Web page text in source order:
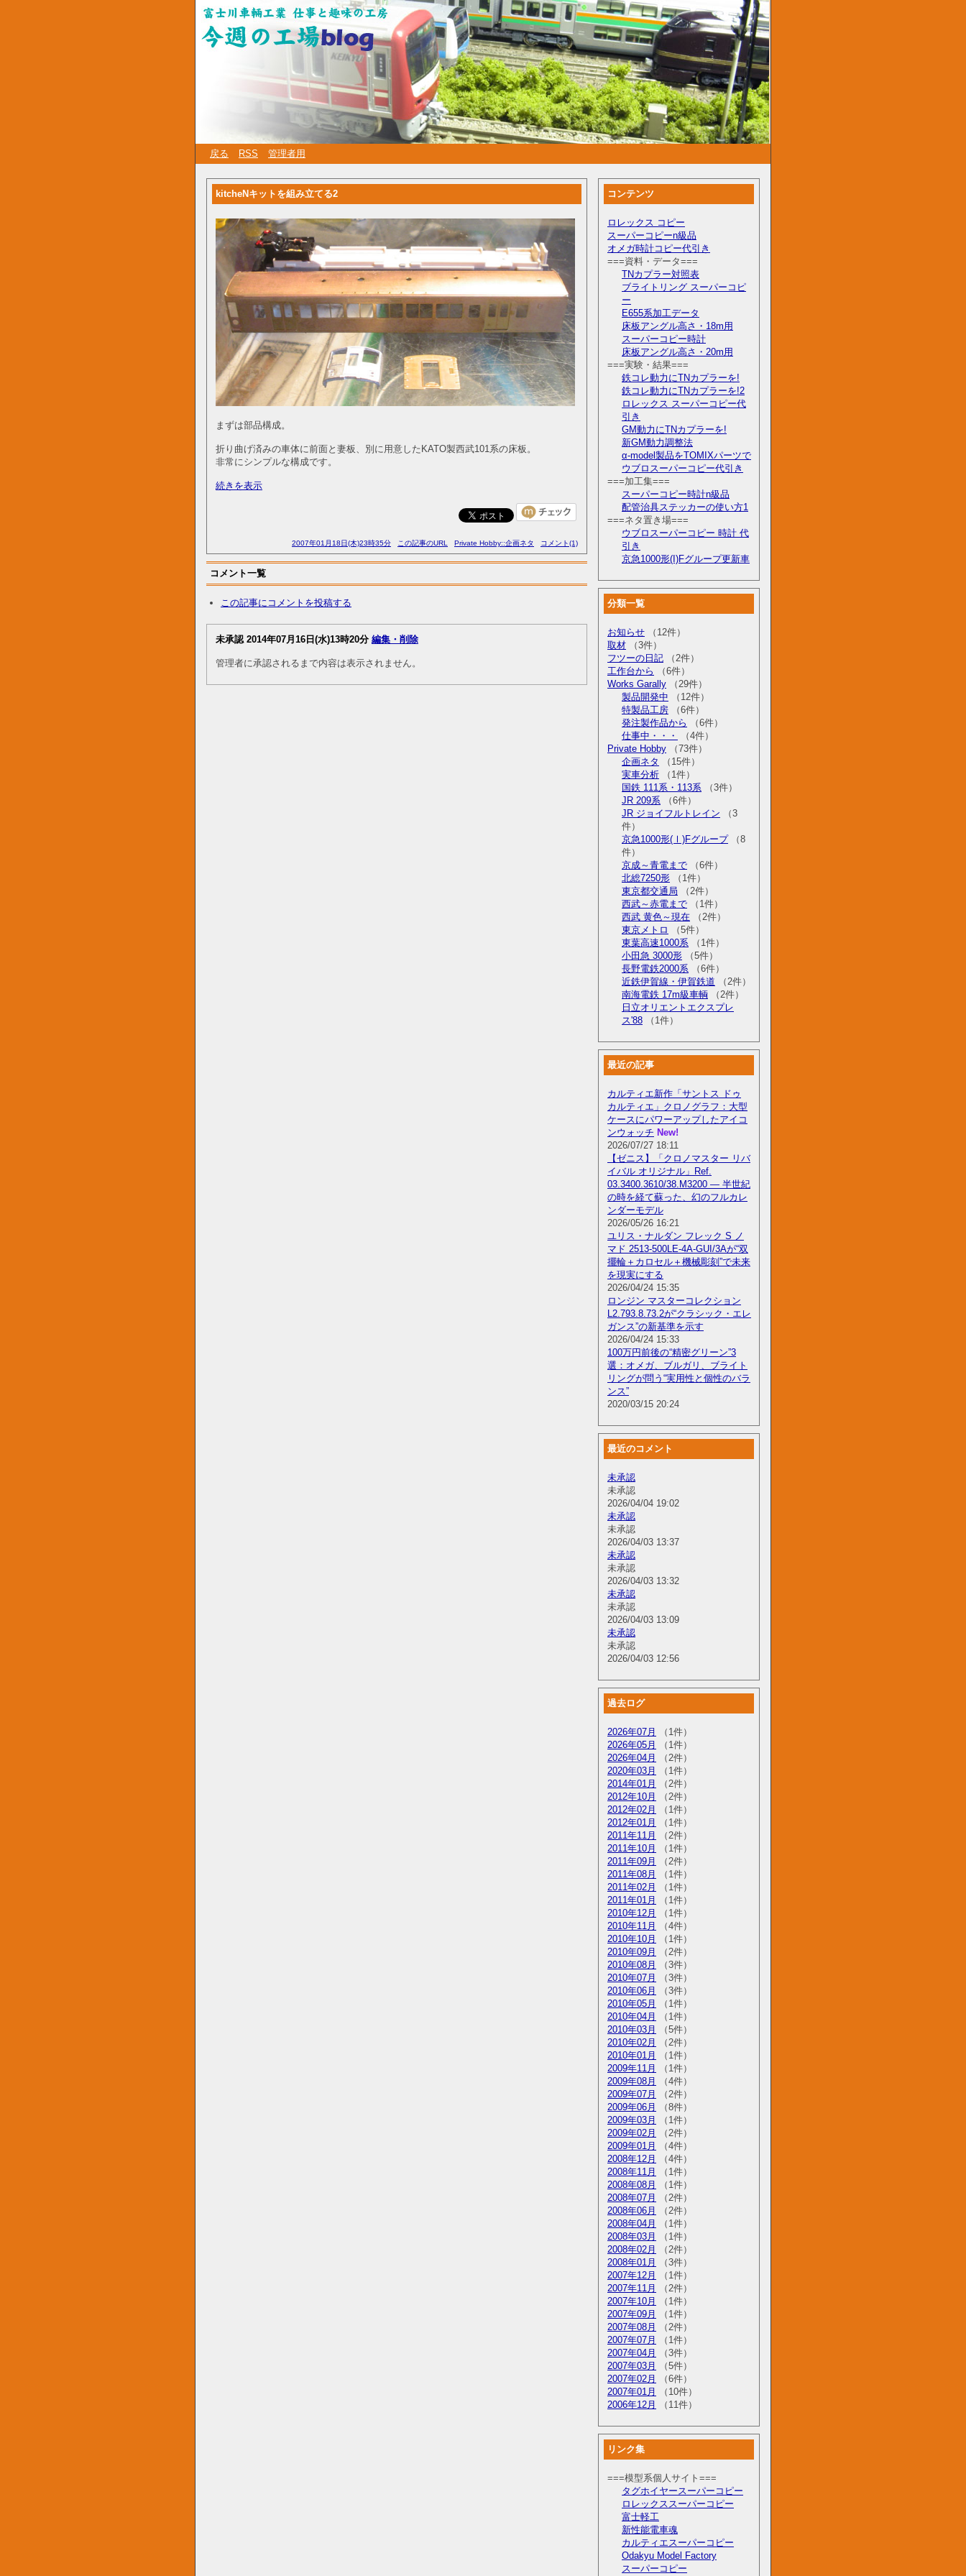
戻る RSS 管理者用
kitcheNキットを組み立てる2
まずは部品構成。
折り曲げ済みの車体に前面と妻板、別に用意したKATO製西武101系の床板。
非常にシンプルな構成です。
続きを表示
2007年01月18日(木)23時35分 この記事のURL Private Hobby::企画ネタ コメント(1)
コメント一覧
この記事にコメントを投稿する
未承認 2014年07月16日(水)13時20分 編集・削除
管理者に承認されるまで内容は表示されません。
コンテンツ
ロレックス コピー
スーパーコピーn級品
オメガ時計コピー代引き
===資料・データ===
TNカプラー対照表
ブライトリング スーパーコピ
ー
E655系加工データ
床板アングル高さ・18m用
スーパーコピー時計
床板アングル高さ・20m用
===実験・結果===
鉄コレ動力にTNカプラーを!
鉄コレ動力にTNカプラーを!2
ロレックス スーパーコピー代
引き
GM動力にTNカプラーを!
新GM動力調整法
α-model製品をTOMIXパーツで
ウブロスーパーコピー代引き
===加工集===
スーパーコピー時計n級品
配管治具ステッカーの使い方1
===ネタ置き場===
ウブロスーパーコピー 時計 代
引き
京急1000形(I)Fグループ更新車
分類一覧
お知らせ （12件）
取材 （3件）
フツーの日記 （2件）
工作台から
（6件）
Works Garally （29件）
製品開発中 （12件）
特製品工房 （6件）
発注製作品から
（6件）
仕事中・・・
（4件）
Private Hobby （73件）
企画ネタ
（15件）
実車分析 （1件）
国鉄 111系・113系 （3件）
JR 209系 （6件）
JR ジョイフルトレイン （3
件）
京急1000形(Ⅰ)Fグループ（8
件）
京成～青電まで （6件）
北総7250形 （1件）
東京都交通局 （2件）
西武～赤電まで （1件）
西武 黄色～現在 （2件）
東京メトロ
（5件）
東葉高速1000系 （1件）
小田急 3000形 （5件）
長野電鉄2000系 （6件）
近鉄伊賀線・伊賀鉄道 （2件）
南海電鉄 17m級車輌 （2件）
日立オリエントエクスプレ
ス'88 （1件）
最近の記事
カルティエ新作「サントス ドゥ
カルティエ」クロノグラフ：大型
ケースにパワーアップしたアイコ
ンウォッチ New!
2026/07/27 18:11
【ゼニス】「クロノマスター リバ
イバル オリジナル」Ref.
03.3400.3610/38.M3200 — 半世紀
の時を経て蘇った、幻のフルカレ
ンダーモデル
2026/05/26 16:21
ユリス・ナルダン フレック S ノ
マド 2513-500LE-4A-GUI/3Aが“双
擺輪＋カロセル＋機械彫刻”で未来
を現実にする
2026/04/24 15:35
ロンジン マスターコレクション
L2.793.8.73.2が“クラシック・エレ
ガンス”の新基準を示す
2026/04/24 15:33
100万円前後の“精密グリーン”3
選：オメガ、ブルガリ、ブライト
リングが問う“実用性と個性のバラ
ンス”
2020/03/15 20:24
最近のコメント
未承認
未承認
2026/04/04 19:02
未承認
未承認
2026/04/03 13:37
未承認
未承認
2026/04/03 13:32
未承認
未承認
2026/04/03 13:09
未承認
未承認
2026/04/03 12:56
過去ログ
2026年07月
（1件）
2026年05月
（1件）
2026年04月
（2件）
2020年03月
（1件）
2014年01月
（2件）
2012年10月
（2件）
2012年02月
（1件）
2012年01月
（1件）
2011年11月
（2件）
2011年10月
（1件）
2011年09月
（2件）
2011年08月
（1件）
2011年02月
（1件）
2011年01月
（1件）
2010年12月
（1件）
2010年11月
（4件）
2010年10月
（1件）
2010年09月
（2件）
2010年08月
（3件）
2010年07月
（3件）
2010年06月
（3件）
2010年05月
（1件）
2010年04月
（1件）
2010年03月
（5件）
2010年02月
（2件）
2010年01月
（1件）
2009年11月
（1件）
2009年08月
（4件）
2009年07月
（2件）
2009年06月
（8件）
2009年03月
（1件）
2009年02月
（2件）
2009年01月
（4件）
2008年12月
（4件）
2008年11月
（1件）
2008年08月
（1件）
2008年07月
（2件）
2008年06月
（2件）
2008年04月
（1件）
2008年03月
（1件）
2008年02月
（2件）
2008年01月
（3件）
2007年12月
（1件）
2007年11月
（2件）
2007年10月
（1件）
2007年09月
（1件）
2007年08月
（2件）
2007年07月
（1件）
2007年04月
（3件）
2007年03月
（5件）
2007年02月
（6件）
2007年01月
（10件）
2006年12月
（11件）
リンク集
===模型系個人サイト===
タグホイヤースーパーコピー
ロレックススーパーコピー
富士軽工
新性能電車魂
カルティエスーパーコピー
Odakyu Model Factory
スーパーコピー